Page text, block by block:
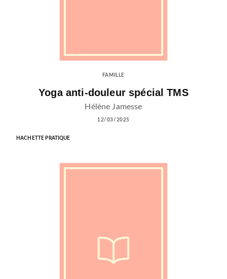
FAMILLE
Yoga anti-douleur spécial TMS
Hélène Jamesse
12/03/2025
HACHETTE PRATIQUE